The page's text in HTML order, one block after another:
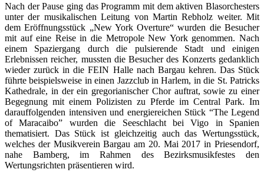
Nach der Pause ging das Programm mit dem aktiven Blasorchesters
unter der musikalischen Leitung von Martin Rebholz weiter. Mit
dem Eröffnungsstück „New York Overture“ wurden die Besucher
mit auf eine Reise in die Metropole New York genommen. Nach
einem Spaziergang durch die pulsierende Stadt und einigen
Erlebnissen reicher, mussten die Besucher des Konzerts gedanklich
wieder zurück in die FEIN Halle nach Bargau kehren. Das Stück
führte beispielsweise in einen Jazzclub in Harlem, in die St. Patricks
Kathedrale, in der ein gregorianischer Chor auftrat, sowie zu einer
Begegnung mit einem Polizisten zu Pferde im Central Park. Im
darauffolgenden intensiven und energiereichen Stück “The Legend
of Maracaibo” wurden die Seeschlacht bei Vigo in Spanien
thematisiert. Das Stück ist gleichzeitig auch das Wertungsstück,
welches der Musikverein Bargau am 20. Mai 2017 in Priesendorf,
nahe Bamberg, im Rahmen des Bezirksmusikfestes den
Wertungsrichten präsentieren wird.